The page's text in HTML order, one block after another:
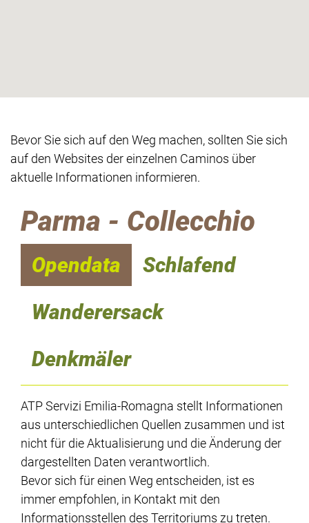
Bevor Sie sich auf den Weg machen, sollten Sie sich
auf den Websites der einzelnen Caminos über
aktuelle Informationen informieren.
Parma - Collecchio
Opendata
Schlafend
Wanderersack
Denkmäler
ATP Servizi Emilia-Romagna stellt Informationen
aus unterschiedlichen Quellen zusammen und ist
nicht für die Aktualisierung und die Änderung der
dargestellten Daten verantwortlich.
Bevor sich für einen Weg entscheiden, ist es
immer empfohlen, in Kontakt mit den
Informationsstellen des Territoriums zu treten.